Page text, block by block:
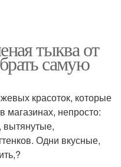
тыква от
самую
красоток, которые
магазинах, непросто:
вытянутые,
Одни вкусные,